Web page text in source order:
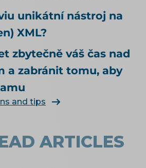
oficiálně, a vyplatí se to?
řeší téma SEO a UX pro
naplnit produktová
produktové feedy a
unikátní nástroj na
XML?
zbytečně váš čas nad
a zabránit tomu, aby
and tips
ARTICLES